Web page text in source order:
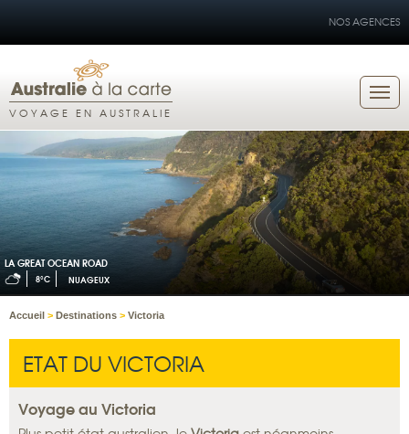
NOS AGENCES
VOYAGE EN AUSTRALIE
LA GREAT OCEAN ROAD
8°C NUAGEUX
Accueil > Destinations > Victoria
ETAT DU VICTORIA
Voyage au Victoria